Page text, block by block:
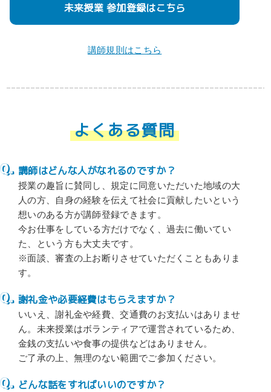
未来授業 参加登録はこちら
講師規則はこちら
よくある質問
講師はどんな人がなれるのですか？
授業の趣旨に賛同し、規定に同意いただいた地域の大
人の方、自身の経験を伝えて社会に貢献したいという
想いのある方が講師登録できます。
今お仕事をしている方だけでなく、過去に働いてい
た、という方も大丈夫です。
※面談、審査の上お断りさせていただくこともありま
す。
謝礼金や必要経費はもらえますか？
いいえ、謝礼金や経費、交通費のお支払いはありませ
ん。未来授業はボランティアで運営されているため、
金銭の支払いや食事の提供などはありません。
ご了承の上、無理のない範囲でご参加ください。
どんな話をすればいいのですか？